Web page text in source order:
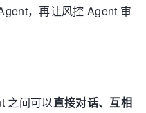
，再让风控 Agent 审
之间可以直接对话、互相